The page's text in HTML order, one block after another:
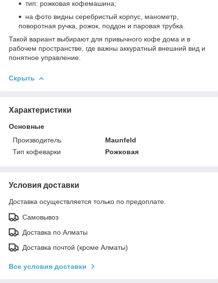
тип: рожковая кофемашина;
на фото видны серебристый корпус, манометр,
поворотная ручка, рожок, поддон и паровая трубка.
Такой вариант выбирают для привычного кофе дома и в
рабочем пространстве, где важны аккуратный внешний вид и
понятное управление.
Скрыть
Характеристики
Основные
Производитель
Maunfeld
Тип кофеварки
Рожковая
Условия доставки
Доставка осуществляется только по предоплате.
Самовывоз
Доставка по Алматы
Доставка почтой (кроме Алматы)
Все условия доставки